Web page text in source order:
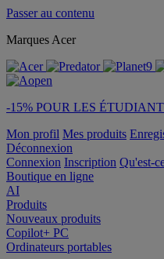
Passer au contenu
Marques Acer
-15% POUR LES
Mon profil Mes produits
Déconnexion
Connexion Inscription Qu'est-
Boutique en ligne
AI
Produits
Nouveaux produits
Copilot+ PC
Ordinateurs portables